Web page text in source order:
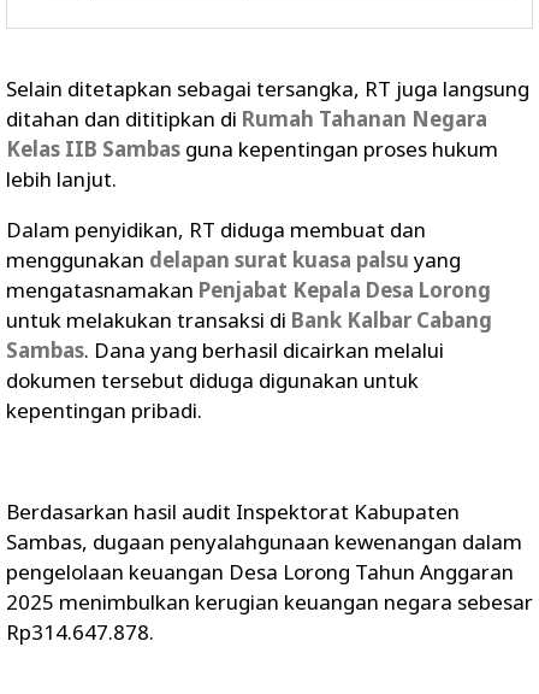
Selain ditetapkan sebagai tersangka, RT juga langsung
ditahan dan dititipkan di Rumah Tahanan Negara
Kelas IIB Sambas guna kepentingan proses hukum
lebih lanjut.
Dalam penyidikan, RT diduga membuat dan
menggunakan delapan surat kuasa palsu yang
mengatasnamakan Penjabat Kepala Desa Lorong
untuk melakukan transaksi di Bank Kalbar Cabang
Sambas. Dana yang berhasil dicairkan melalui
dokumen tersebut diduga digunakan untuk
kepentingan pribadi.
Berdasarkan hasil audit Inspektorat Kabupaten
Sambas, dugaan penyalahgunaan kewenangan dalam
pengelolaan keuangan Desa Lorong Tahun Anggaran
2025 menimbulkan kerugian keuangan negara sebesar
Rp314.647.878.